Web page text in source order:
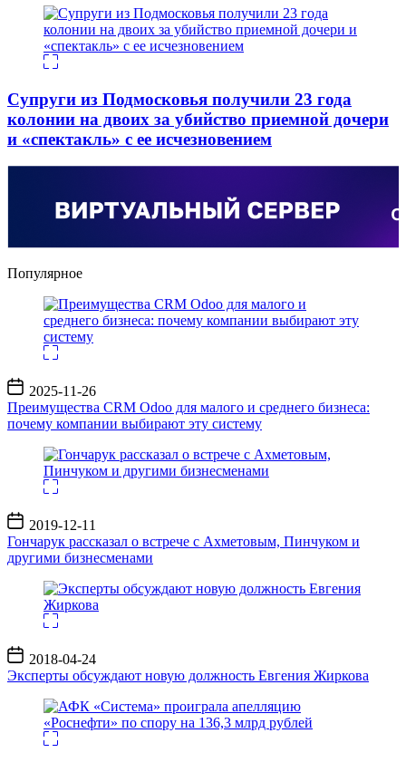
Супруги из Подмосковья получили 23 года
колонии на двоих за убийство приемной дочери
и «спектакль» с ее исчезновением
Популярное
Дата
записи
2025-11-26
Преимущества CRM Odoo для малого и среднего бизнеса:
почему компании выбирают эту систему
Дата
записи
2019-12-11
Гончарук рассказал о встрече с Ахметовым, Пинчуком и
другими бизнесменами
Дата
записи
2018-04-24
Эксперты обсуждают новую должность Евгения Жиркова